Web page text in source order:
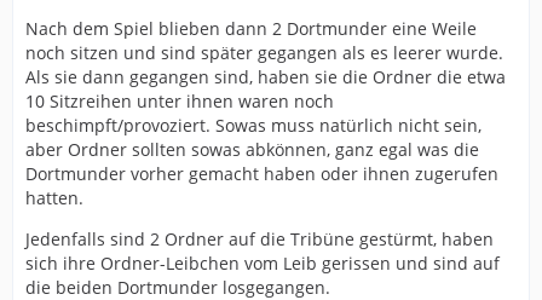
Nach dem Spiel blieben dann 2 Dortmunder eine Weile
noch sitzen und sind später gegangen als es leerer wurde.
Als sie dann gegangen sind, haben sie die Ordner die etwa
10 Sitzreihen unter ihnen waren noch
beschimpft/provoziert. Sowas muss natürlich nicht sein,
aber Ordner sollten sowas abkönnen, ganz egal was die
Dortmunder vorher gemacht haben oder ihnen zugerufen
hatten.
Jedenfalls sind 2 Ordner auf die Tribüne gestürmt, haben
sich ihre Ordner-Leibchen vom Leib gerissen und sind auf
die beiden Dortmunder losgegangen.